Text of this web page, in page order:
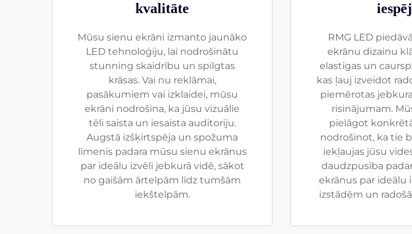
kvalitāte
Mūsu sienu ekrāni izmanto jaunāko
LED tehnoloģiju, lai nodrošinātu
stunning skaidrību un spilgtas
krāsas. Vai nu reklāmai,
pasākumiem vai izklaidei, mūsu
ekrāni nodrošina, ka jūsu vizuālie
tēli saista un iesaista auditoriju.
Augstā izšķirtspēja un spožuma
līmenis padara mūsu sienu ekrānus
par ideālu izvēli jebkurā vidē, sākot
no gaišām ārtelpām līdz tumšām
iekštelpām.
RMG LED
ekrānu dizainu
elastīgas un
kas ļauj izveidot
piemērotas
risinājumam.
pielāgot
nodrošinot, ka tie
iekļaujas jūsu
daudzpusība
ekrānus par ideālu
izstādēm un